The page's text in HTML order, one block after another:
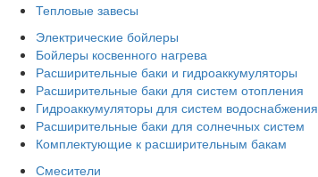
Тепловые завесы
Электрические бойлеры
Бойлеры косвенного нагрева
Расширительные баки и гидроаккумуляторы
Расширительные баки для систем отопления
Гидроаккумуляторы для систем водоснабжения
Расширительные баки для солнечных систем
Комплектующие к расширительным бакам
Смесители